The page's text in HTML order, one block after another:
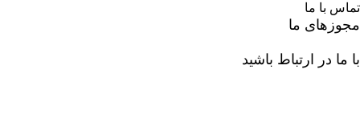
تماس با ما
مجوزهای ما
با ما در ارتباط باشید